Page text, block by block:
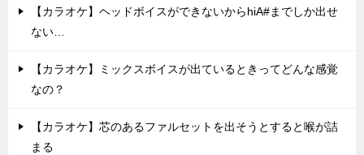
【カラオケ】ヘッドボイスができないからhiA#までしか出せ
ない…
【カラオケ】ミックスボイスが出ているときってどんな感覚
なの？
【カラオケ】芯のあるファルセットを出そうとすると喉が詰
まる